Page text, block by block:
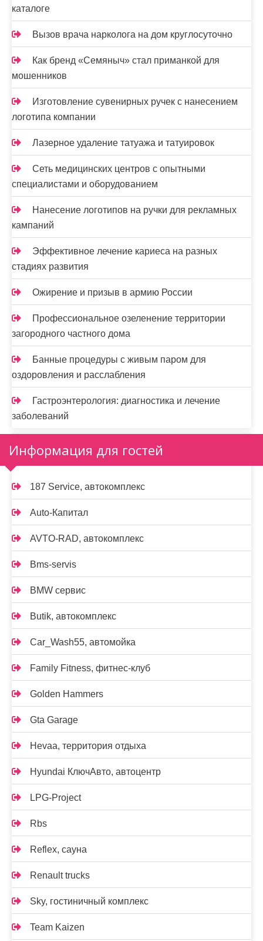
п
и
с
я
м
каталоге
Вызов врача нарколога на дом круглосуточно
Как бренд «Семяныч» стал приманкой для
мошенников
Изготовление сувенирных ручек с нанесением
логотипа компании
Лазерное удаление татуажа и татуировок
Сеть медицинских центров с опытными
специалистами и оборудованием
Нанесение логотипов на ручки для рекламных
кампаний
Эффективное лечение кариеса на разных
стадиях развития
Ожирение и призыв в армию России
Профессиональное озеленение территории
загородного частного дома
Банные процедуры с живым паром для
оздоровления и расслабления
Гастроэнтерология: диагностика и лечение
заболеваний
Информация для гостей
187 Service, автокомплекс
Auto-Капитал
AVTO-RAD, автокомплекс
Bms-servis
BMW сервис
Butik, автокомплекс
Car_Wash55, автомойка
Family Fitness, фитнес-клуб
Golden Hammers
Gta Garage
Hevaa, территория отдыха
Hyundai КлючАвто, автоцентр
LPG-Project
Rbs
Reflex, сауна
Renault trucks
Sky, гостиничный комплекс
Team Kaizen